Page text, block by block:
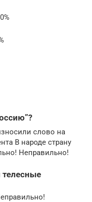
слово на
В народе страну
Неправильно!